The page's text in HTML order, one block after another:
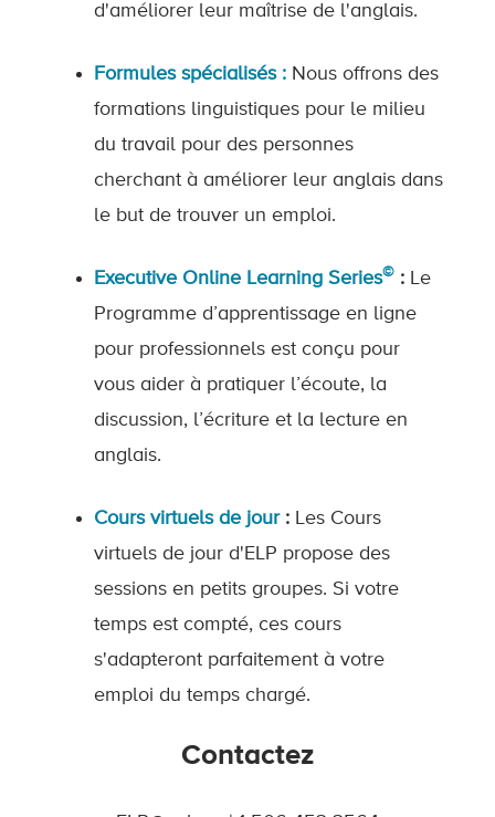
d'améliorer leur maîtrise de l'anglais.
Formules spécialisés : Nous offrons des
formations linguistiques pour le milieu
du travail pour des personnes
cherchant à améliorer leur anglais dans
le but de trouver un emploi.
Executive Online Learning Series© : Le
Programme d’apprentissage en ligne
pour professionnels est conçu pour
vous aider à pratiquer l’écoute, la
discussion, l’écriture et la lecture en
anglais.
Cours virtuels de jour: Les Cours
virtuels de jour d'ELP propose des
sessions en petits groupes. Si votre
temps est compté, ces cours
s'adapteront parfaitement à votre
emploi du temps chargé.
Contactez